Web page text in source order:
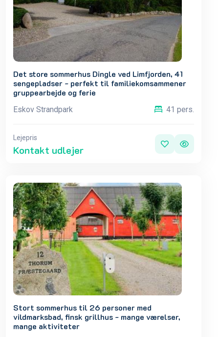
Det store sommerhus Dingle ved Limfjorden, 41
sengepladser - perfekt til familiekomsammener
gruppearbejde og ferie
Eskov Strandpark 41 pers.
Lejepris
Kontakt udlejer
Stort sommerhus til 26 personer med
vildmarksbad, finsk grillhus - mange værelser,
mange aktiviteter